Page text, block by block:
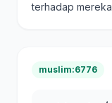
terhadap mereka
muslim:6776